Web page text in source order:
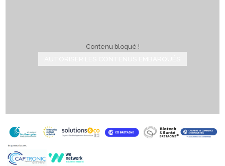
Contenu bloqué !